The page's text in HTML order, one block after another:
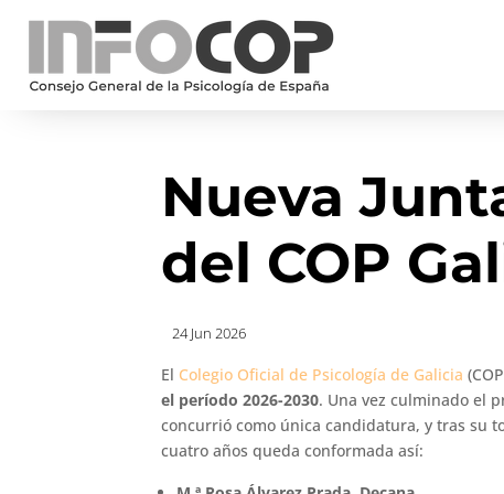
Nueva
del COP
24 Jun 2026
El Colegio Oficial de Psicología de Galicia
el período 2026-2030. Una vez culminado el
concurrió como única candidatura, y tras su
cuatro años queda conformada así: